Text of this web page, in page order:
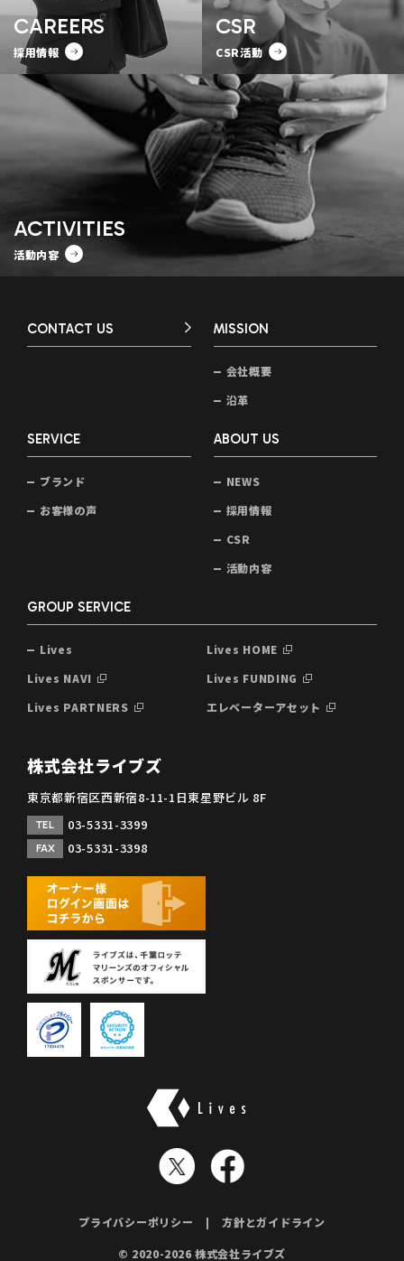
CAREERS
採用情報
CSR
CSR活動
ACTIVITIES
活動内容
CONTACT US MISSION
会社概要
沿革
SERVICE
ブランド
お客様の声
ABOUT US
NEWS
採用情報
CSR
活動内容
GROUP SERVICE
Lives
Lives HOME
Lives NAVI
Lives FUNDING
Lives PARTNERS
エレベーターアセット
株式会社ライブズ
東京都新宿区西新宿8-11-1日東星野ビル 8F
TEL 03-5331-3399
FAX 03-5331-3398
プライバシーポリシー 方針とガイドライン
© 2020-2026 株式会社ライブズ